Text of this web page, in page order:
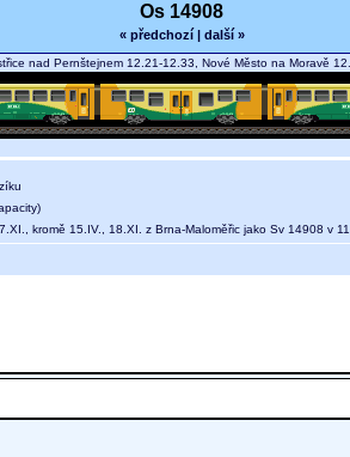
Os 14908
« předchozí| další »
nad Pernštejnem 12.21-12.33, Nové Město na Moravě
kromě 15.IV., 18.XI. z Brna-Maloměřic jako Sv 14908 v